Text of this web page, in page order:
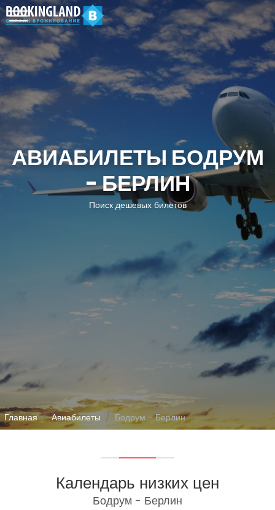
АВИАБИЛЕТЫ БОДРУМ
- БЕРЛИН
Поиск дешевых билетов
Главная Авиабилеты Бодрум - Берлин
Календарь низких цен
Бодрум - Берлин